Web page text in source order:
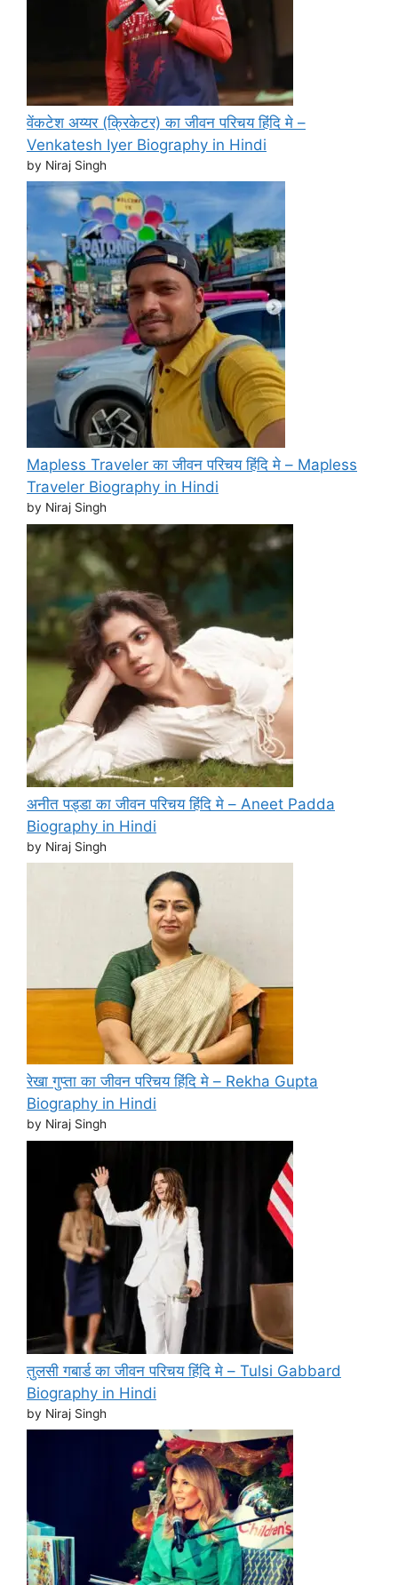
वेंकटेश अय्यर (क्रिकेटर) का जीवन परिचय हिंदि मे –
Venkatesh Iyer Biography in Hindi
by Niraj Singh
Mapless Traveler का जीवन परिचय हिंदि मे – Mapless
Traveler Biography in Hindi
by Niraj Singh
अनीत पड्डा का जीवन परिचय हिंदि मे – Aneet Padda
Biography in Hindi
by Niraj Singh
रेखा गुप्ता का जीवन परिचय हिंदि मे – Rekha Gupta
Biography in Hindi
by Niraj Singh
तुलसी गबार्ड का जीवन परिचय हिंदि मे – Tulsi Gabbard
Biography in Hindi
by Niraj Singh